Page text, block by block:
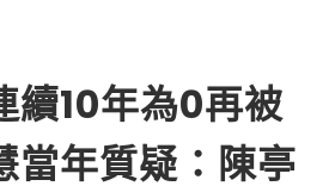
續10年為0再被
年質疑：陳亭